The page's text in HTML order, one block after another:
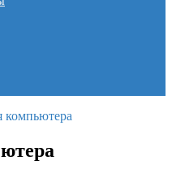
компьютера